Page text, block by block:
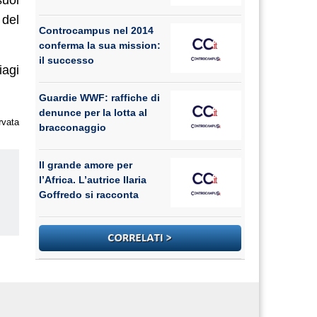
Controcampus nel 2014
conferma la sua mission:
il successo
Guardie WWF: raffiche di
denunce per la lotta al
bracconaggio
Il grande amore per
l’Africa. L’autrice Ilaria
Goffredo si racconta